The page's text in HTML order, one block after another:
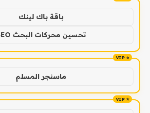
باقة باك لينك
تحسين محركات البحث SEO
ماسنجر المسلم